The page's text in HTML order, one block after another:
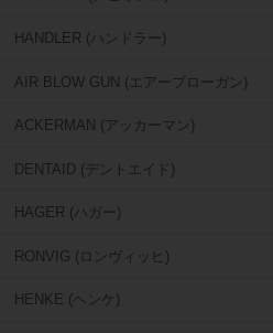
HANDLER (ハンドラー)
AIR BLOW GUN (エアーブローガン)
ACKERMAN (アッカーマン)
DENTAID (デントエイド)
HAGER (ハガー)
RONVIG (ロンヴィッヒ)
HENKE (ヘンケ)